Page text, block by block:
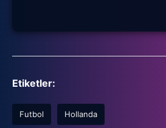
Etiketler:
Futbol Hollanda